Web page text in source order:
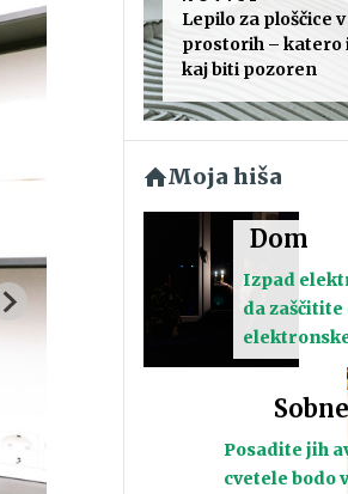
Lepilo za ploščice
prostorih – katero
kaj biti pozoren
Moja hiša
Dom
Izpad
da
Posadite jih
cvetele bodo